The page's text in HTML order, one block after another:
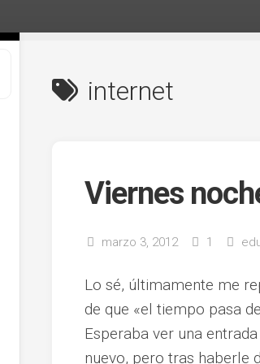
internet
Viernes
marzo 3, 2012 1
Lo sé, últimamente me
de que «el tiempo pasa
Esperaba ver una
nuevo, pero tras haberle